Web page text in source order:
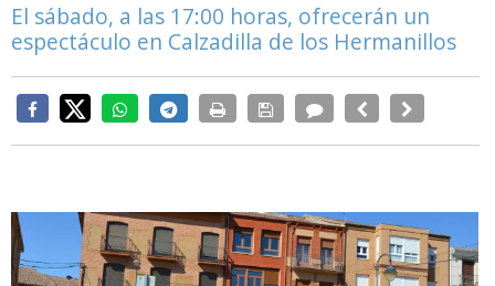
El sábado, a las 17:00 horas, ofrecerán un
espectáculo en Calzadilla de los Hermanillos